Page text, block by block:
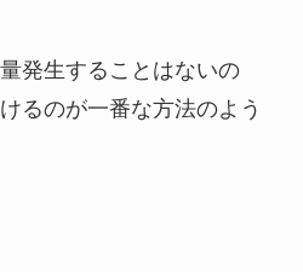
発生することはないの
るのが一番な方法のよう